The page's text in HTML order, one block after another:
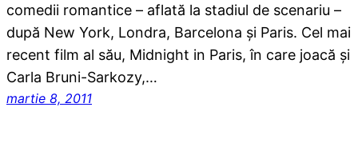
comedii romantice – aflată la stadiul de scenariu –
după New York, Londra, Barcelona şi Paris. Cel mai
recent film al său, Midnight in Paris, în care joacă şi
Carla Bruni-Sarkozy,…
martie 8, 2011